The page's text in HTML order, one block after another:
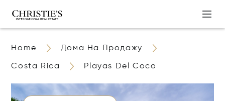
Home Дома На Продажу
Costa Rica Playas Del Coco